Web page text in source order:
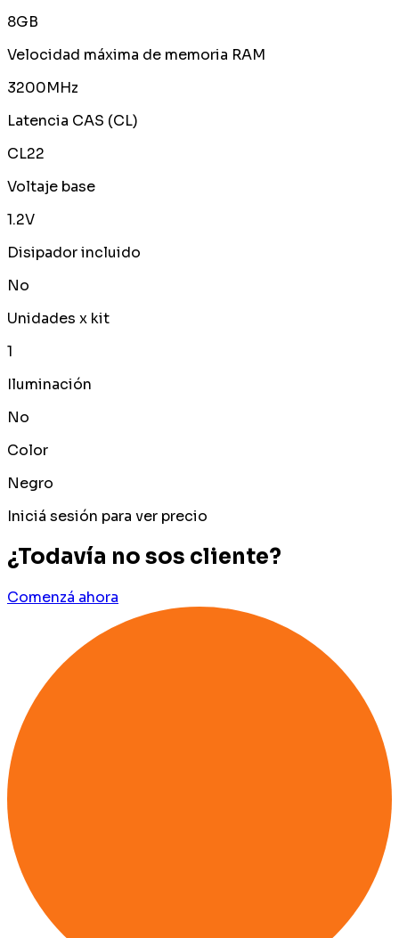
8GB
Velocidad máxima de memoria RAM
3200MHz
Latencia CAS (CL)
CL22
Voltaje base
1.2V
Disipador incluido
No
Unidades x kit
1
Iluminación
No
Color
Negro
Iniciá sesión para ver precio
¿Todavía no sos cliente?
Comenzá ahora